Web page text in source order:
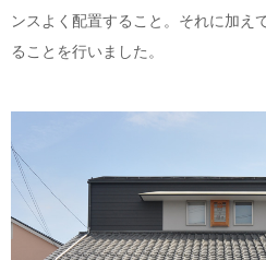
ンスよく配置すること。それに加え
ることを行いました。